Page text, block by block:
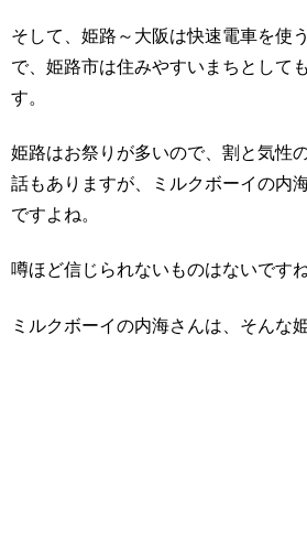
そして、姫路～大阪は快速電車を使
で、姫路市は住みやすいまちとして
す。
姫路はお祭りが多いので、割と気性
話もありますが、ミルクボーイの内
ですよね。
噂ほど信じられないものはないですね
ミルクボーイの内海さんは、そんな